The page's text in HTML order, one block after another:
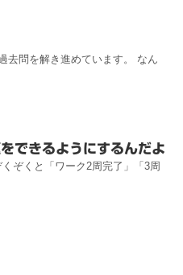
去問を解き進めています。 なん
できるようにするんだよ
ぞくと「ワーク2周完了」「3周